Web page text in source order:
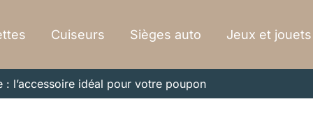
Cuiseurs Sièges auto Jeux et jouets
l’accessoire idéal pour votre poupon